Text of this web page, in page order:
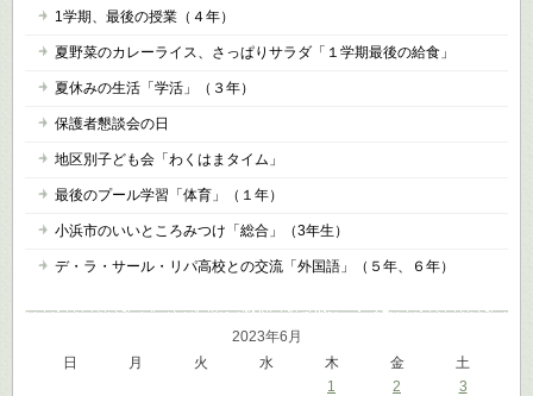
1学期、最後の授業（４年）
夏野菜のカレーライス、さっぱりサラダ「１学期最後の給食」
夏休みの生活「学活」（３年）
保護者懇談会の日
地区別子ども会「わくはまタイム」
最後のプール学習「体育」（１年）
小浜市のいいところみつけ「総合」（3年生）
デ・ラ・サール・リパ高校との交流「外国語」（５年、６年）
2023年6月
日
月 火 水 木 金
土
1
2
3